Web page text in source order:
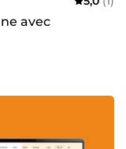
avec